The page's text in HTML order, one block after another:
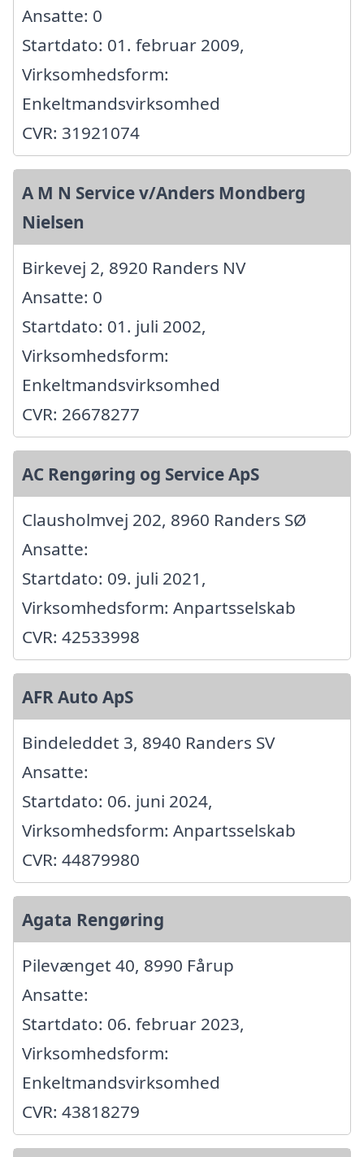
Ansatte: 0
Startdato: 01. februar 2009,
Virksomhedsform:
Enkeltmandsvirksomhed
CVR: 31921074
A M N Service v/Anders Mondberg
Nielsen
Birkevej 2, 8920 Randers NV
Ansatte: 0
Startdato: 01. juli 2002,
Virksomhedsform:
Enkeltmandsvirksomhed
CVR: 26678277
AC Rengøring og Service ApS
Clausholmvej 202, 8960 Randers SØ
Ansatte:
Startdato: 09. juli 2021,
Virksomhedsform: Anpartsselskab
CVR: 42533998
AFR Auto ApS
Bindeleddet 3, 8940 Randers SV
Ansatte:
Startdato: 06. juni 2024,
Virksomhedsform: Anpartsselskab
CVR: 44879980
Agata Rengøring
Pilevænget 40, 8990 Fårup
Ansatte:
Startdato: 06. februar 2023,
Virksomhedsform:
Enkeltmandsvirksomhed
CVR: 43818279